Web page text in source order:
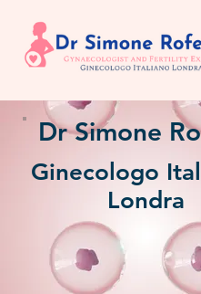
Dr Simone
Ginecologo
Londra